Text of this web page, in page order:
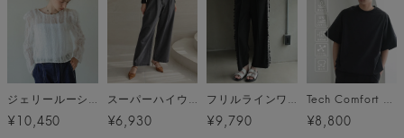
ジェリールーシュトップス メール便
¥10,450
スーパーハイウエストタックデニム
¥6,930
フリルラインワイドパンツ
¥9,790
Tech Comfort S/S T-shirt (テックコンフォート S/S Tシャツ) / ブラック
¥8,800